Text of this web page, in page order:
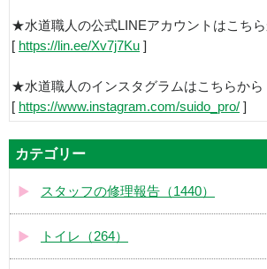
★水道職人の公式LINEアカウントはこちら
[ https://lin.ee/Xv7j7Ku ]
★水道職人のインスタグラムはこちらから
[ https://www.instagram.com/suido_pro/ ]
カテゴリー
スタッフの修理報告（1440）
トイレ（264）